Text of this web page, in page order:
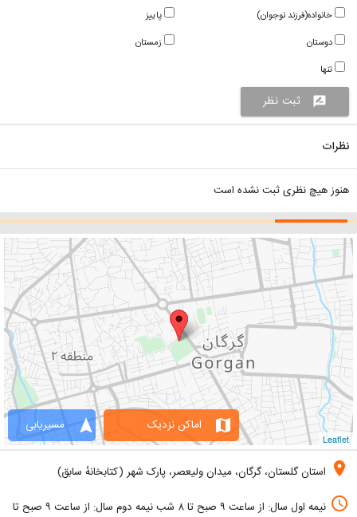
پاییز
زمستان
خانواده(فرزند نوجوان)
دوستان
تنها
rate_review ثبت نظر
نظرات
هنوز هیچ نظری ثبت نشده است
Leaflet
navigation مسیریابی map اماکن نزدیک
location_on استان گلستان، گرگان، میدان ولیعصر، پارک شهر (کتابخانهٔ سابق)
access_time
نیمه اول سال: از ساعت ۹ صبح تا ۸ شب نیمه دوم سال: از ساعت ۹ صبح تا